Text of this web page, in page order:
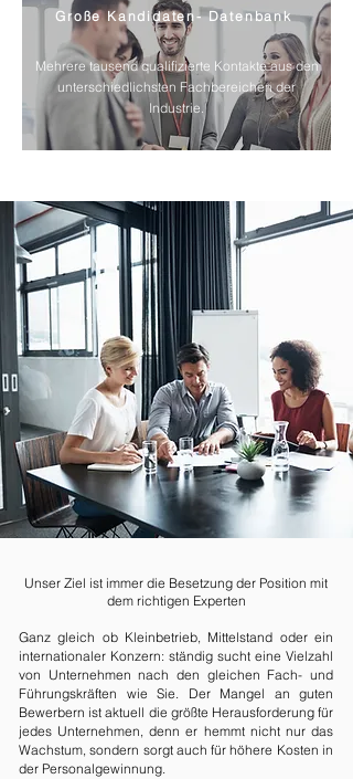
Große Kandidaten- Datenbank
Mehrere tausend qualifizierte Kontakte aus den
unterschiedlichsten Fachbereichen der
Industrie.
Unser Ziel ist immer die Besetzung der Position mit
dem richtigen Experten
Ganz gleich ob Kleinbetrieb, Mittelstand oder ein
internationaler Konzern: ständig sucht eine Vielzahl
von Unternehmen nach den gleichen Fach- und
Führungskräften wie Sie. Der Mangel an guten
Bewerbern ist aktuell die größte Herausforderung für
jedes Unternehmen, denn er hemmt nicht nur das
Wachstum, sondern sorgt auch für höhere Kosten in
der Personalgewinnung.